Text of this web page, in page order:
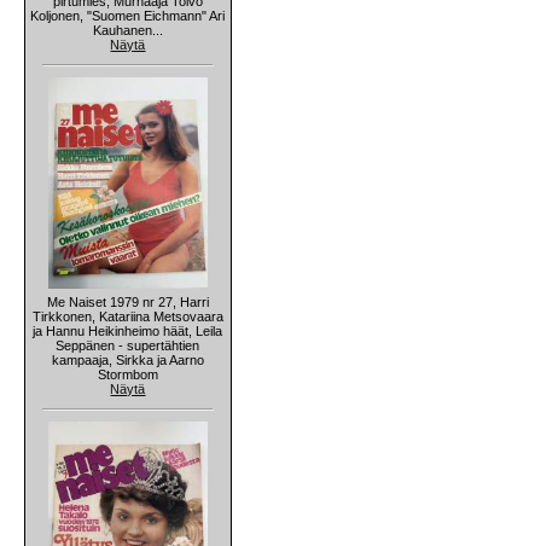
Koljonen, "Suomen Eichmann" Ari
Kauhanen...
Näytä
Me Naiset 1979 nr 27, Harri
Tirkkonen, Katariina Metsovaara
ja Hannu Heikinheimo häät, Leila
Seppänen - supertähtien
kampaaja, Sirkka ja Aarno
Stormbom
Näytä